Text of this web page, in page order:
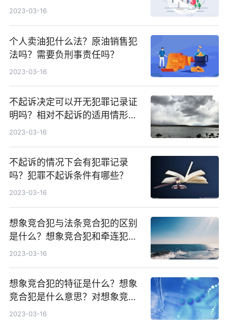
纠纷？
2023-03-16
个人卖油犯什么法？原油销售犯
法吗？需要负刑事责任吗？
2023-03-16
不起诉决定可以开无犯罪记录证
明吗？相对不起诉的适用情形有
哪些？
2023-03-16
不起诉的情况下会有犯罪记录
吗？犯罪不起诉条件有哪些？
2023-03-16
想象竞合犯与法条竞合犯的区别
是什么？想象竞合犯和牵连犯有
什么区别？
2023-03-16
想象竞合犯的特征是什么？想象
竞合犯是什么意思？对想象竞合
犯是怎样处理的？
2023-03-16